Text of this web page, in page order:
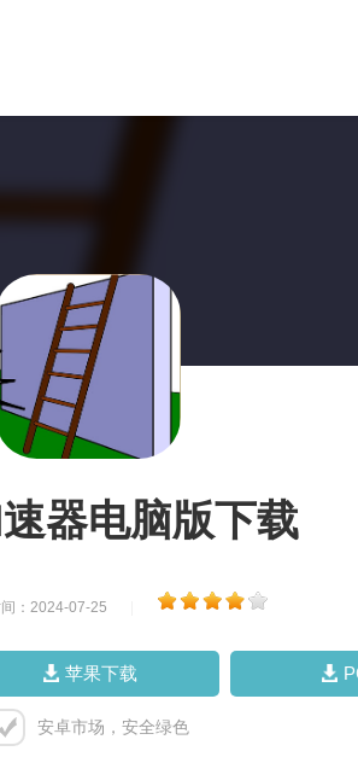
器电脑版下载
：2024-07-25
苹果下载
安卓市场，安全绿色